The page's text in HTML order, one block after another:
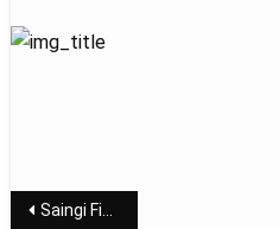
Post
Saingi Fiorentina dan Union Berlin, Lazio Kontak Leonardo Bonucci